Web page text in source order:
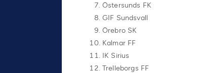
Östersunds FK
GIF Sundsvall
Örebro SK
Kalmar FF
IK Sirius
Trelleborgs FF